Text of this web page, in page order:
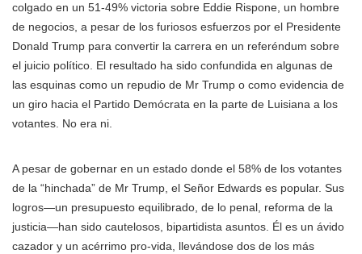
colgado en un 51-49% victoria sobre Eddie Rispone, un hombre
de negocios, a pesar de los furiosos esfuerzos por el Presidente
Donald Trump para convertir la carrera en un referéndum sobre
el juicio político. El resultado ha sido confundida en algunas de
las esquinas como un repudio de Mr Trump o como evidencia de
un giro hacia el Partido Demócrata en la parte de Luisiana a los
votantes. No era ni.
A pesar de gobernar en un estado donde el 58% de los votantes
de la “hinchada” de Mr Trump, el Señor Edwards es popular. Sus
logros—un presupuesto equilibrado, de lo penal, reforma de la
justicia—han sido cautelosos, bipartidista asuntos. Él es un ávido
cazador y un acérrimo pro-vida, llevándose dos de los más